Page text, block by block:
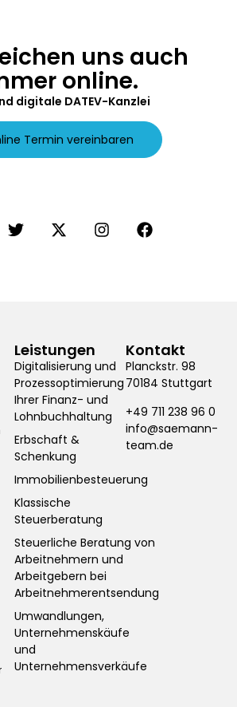
uns auch
online.
digitale DATEV-Kanzlei
Termin vereinbaren
Leistungen
Digitalisierung und
Prozessoptimierung
Ihrer Finanz- und
Lohnbuchhaltung
Erbschaft &
Schenkung
Immobilienbesteuerung
Klassische
Steuerberatung
Steuerliche Beratung von
Arbeitnehmern und
Arbeitgebern bei
Arbeitnehmerentsendung
Umwandlungen,
Unternehmenskäufe
und
Unternehmensverkäufe
Kontakt
Planckstr. 98
70184 Stuttgart
+49 711 238 96 0
info@saemann-
team.de